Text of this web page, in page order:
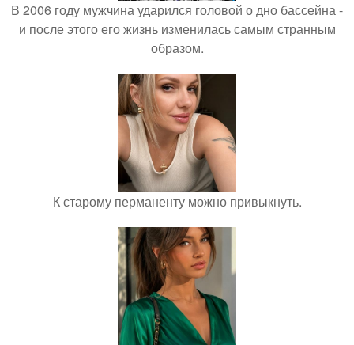
В 2006 году мужчина ударился головой о дно бассейна -
и после этого его жизнь изменилась самым странным
образом.
К старому перманенту можно привыкнуть.